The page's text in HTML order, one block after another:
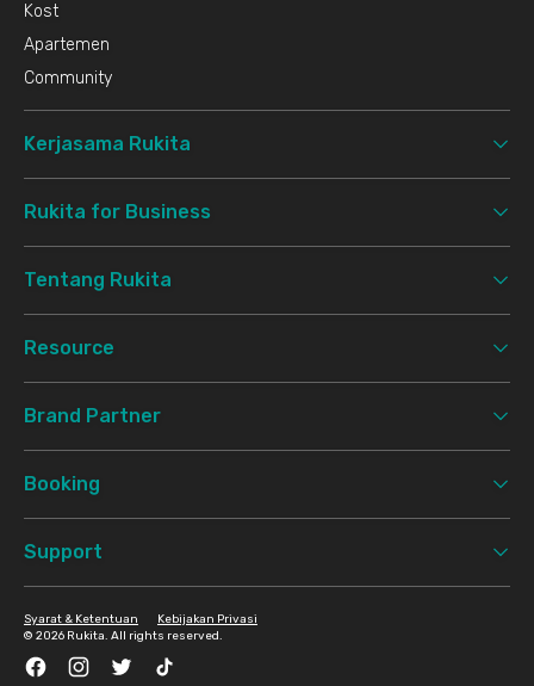
Kost
Apartemen
Community
Kerjasama Rukita
Rukita for Business
Tentang Rukita
Resource
Brand Partner
Booking
Support
© 2026 Rukita. All rights reserved.
Syarat & Ketentuan Kebijakan Privasi
FacebookInstagramTwitter TikTok